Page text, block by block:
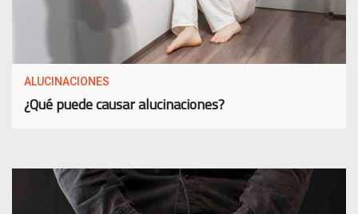
ALUCINACIONES
¿Qué puede causar alucinaciones?